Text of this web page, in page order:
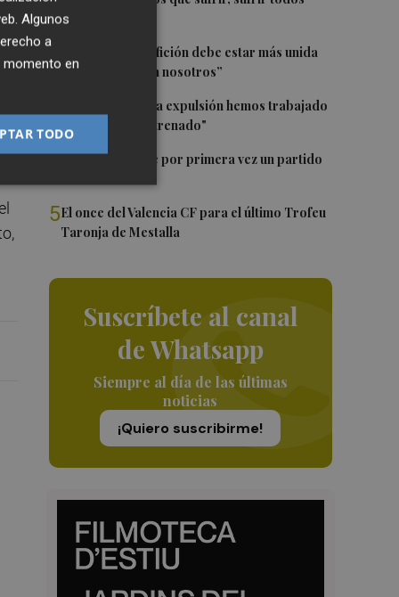
juntos”
2
Diakhaby: “La afición debe estar más unida
con el club y con nosotros”
Pepelu: "Hasta la expulsión hemos trabajado
como hemos entrenado"
4Kiat Lim preside por primera vez un partido
5El once del Valencia CF para el último Trofeu
Taronja de Mestalla
Suscríbete al canal
de Whatsapp
Siempre al día de las últimas
noticias
¡Quiero suscribirme!
Algunos
a
momento en
TODO